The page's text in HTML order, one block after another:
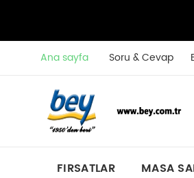
Ana sayfa Soru & Cevap
FIRSATLAR MASA